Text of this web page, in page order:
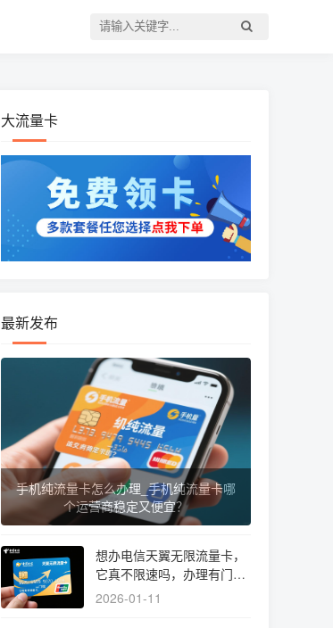
大流量卡
最新发布
手机纯流量卡怎么办理_手机纯流量卡哪
个运营商稳定又便宜？
想办电信天翼无限流量卡，
它真不限速吗，办理有门槛
吗？
2026-01-11